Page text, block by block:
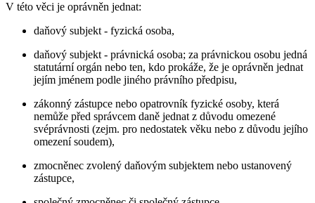
V této věci je oprávněn jednat:
daňový subjekt - fyzická osoba,
daňový subjekt - právnická osoba; za právnickou osobu jedná
statutární orgán nebo ten, kdo prokáže, že je oprávněn jednat
jejím jménem podle jiného právního předpisu,
zákonný zástupce nebo opatrovník fyzické osoby, která
nemůže před správcem daně jednat z důvodu omezené
svéprávnosti (zejm. pro nedostatek věku nebo z důvodu jejího
omezení soudem),
zmocněnec zvolený daňovým subjektem nebo ustanovený
zástupce,